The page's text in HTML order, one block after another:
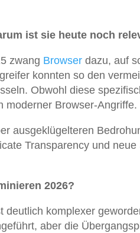
ist sie heute noch
zwang Browser dazu, auf
konnten so den
Obwohl diese
moderner Browser-Angriffe.
ausgeklügelteren
Transparency und
2026?
deutlich komplexer
aber die